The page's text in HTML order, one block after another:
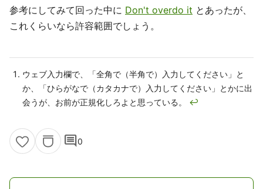
参考にしてみて回った中に Don't overdo it とあったが、
これくらいなら許容範囲でしょう。
ウェブ入力欄で、「全角で（半角で）入力してください」と
か、「ひらがなで（カタカナで）入力してください」とかに出
会うが、お前が正規化しろよと思っている。 ↩
comment0